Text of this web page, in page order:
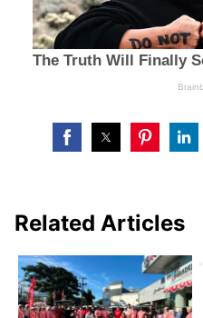
Related Articles